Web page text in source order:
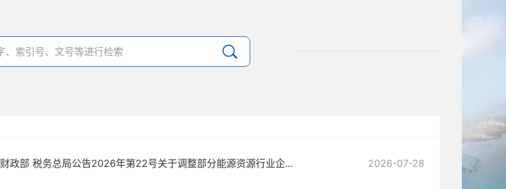
财政部 税务总局公告2026年第22号关于调整部分能源资源行业企... 2026-07-28